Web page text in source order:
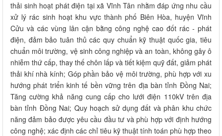
thải sinh hoạt phát điện tại xã Vĩnh Tân nhằm đáp ứng nhu cầu
xử lý rác sinh hoạt khu vực thành phố Biên Hòa, huyện Vĩnh
Cửu và các vùng lân cận bằng công nghệ cao đốt rác - phát
điện, đảm bảo tuân thủ các quy chuẩn kỹ thuật quốc gia, tiêu
chuẩn môi trường, vệ sinh công nghiệp và an toàn, không gây ô
nhiễm thứ cấp, thay thế chôn lấp và tiết kiệm quỹ đất, giảm phát
thải khí nhà kính; Góp phần bảo vệ môi trường, phù hợp với xu
hướng phát triển kinh tế bền vững trên địa bàn tỉnh Đồng Nai;
Tăng cường khả năng cung cấp cho lưới điện 110kV trên địa
bàn tỉnh Đồng Nai; Quy hoạch sử dụng đất và phân khu chức
năng đảm bảo được yêu cầu đầu tư và phù hợp với định hướng
công nghệ; xác định các chỉ tiêu kỹ thuật tính toán phù hợp theo